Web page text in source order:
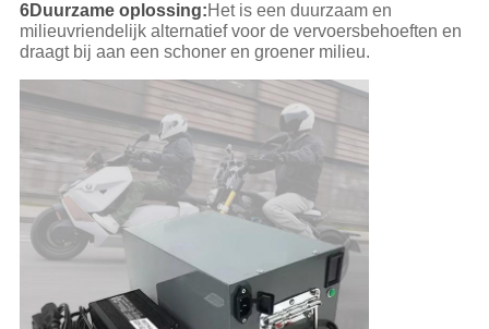
6Duurzame oplossing:Het is een duurzaam en
milieuvriendelijk alternatief voor de vervoersbehoeften en
draagt bij aan een schoner en groener milieu.